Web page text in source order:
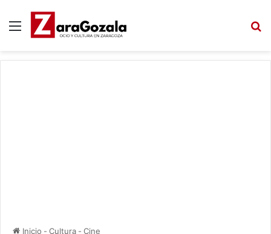
Menú
Inicio - Cultura - Cine